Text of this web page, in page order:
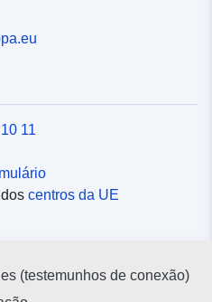
11
centros da UE
(testemunhos de conexão)